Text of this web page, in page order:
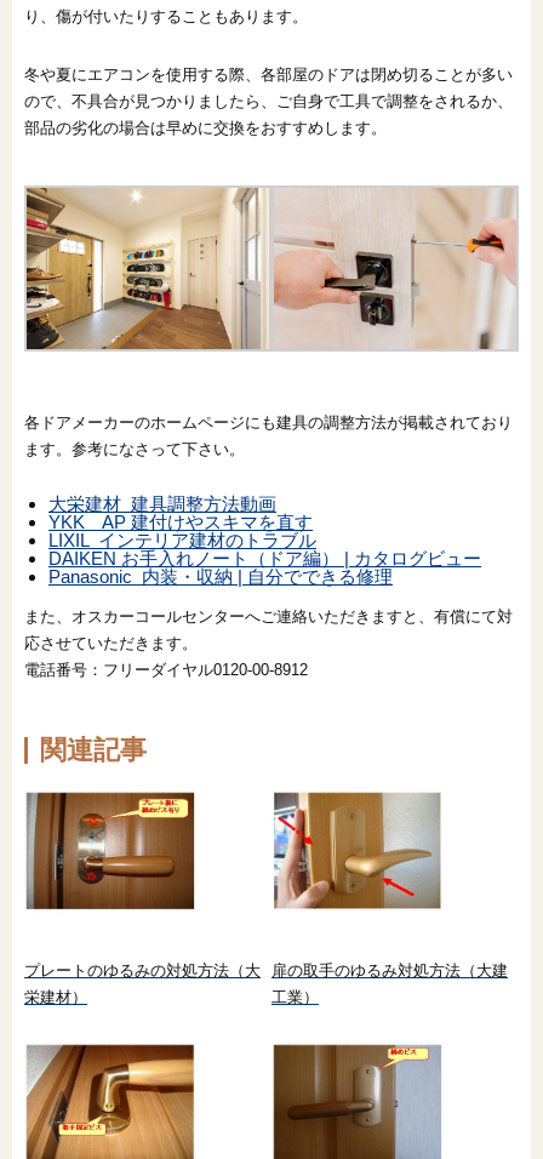
り、傷が付いたりすることもあります。
冬や夏にエアコンを使用する際、各部屋のドアは閉め切ることが多い
ので、不具合が見つかりましたら、ご自身で工具で調整をされるか、
部品の劣化の場合は早めに交換をおすすめします。
各ドアメーカーのホームページにも建具の調整方法が掲載されており
ます。参考になさって下さい。
大栄建材 建具調整方法動画
YKK AP 建付けやスキマを直す
LIXIL インテリア建材のトラブル
DAIKEN お手入れノート（ドア編） | カタログビュー
Panasonic 内装・収納 | 自分でできる修理
また、オスカーコールセンターへご連絡いただきますと、有償にて対
応させていただきます。
電話番号：フリーダイヤル0120-00-8912
関連記事
プレートのゆるみの対処方法（大
栄建材）
扉の取手のゆるみ対処方法（大建
工業）